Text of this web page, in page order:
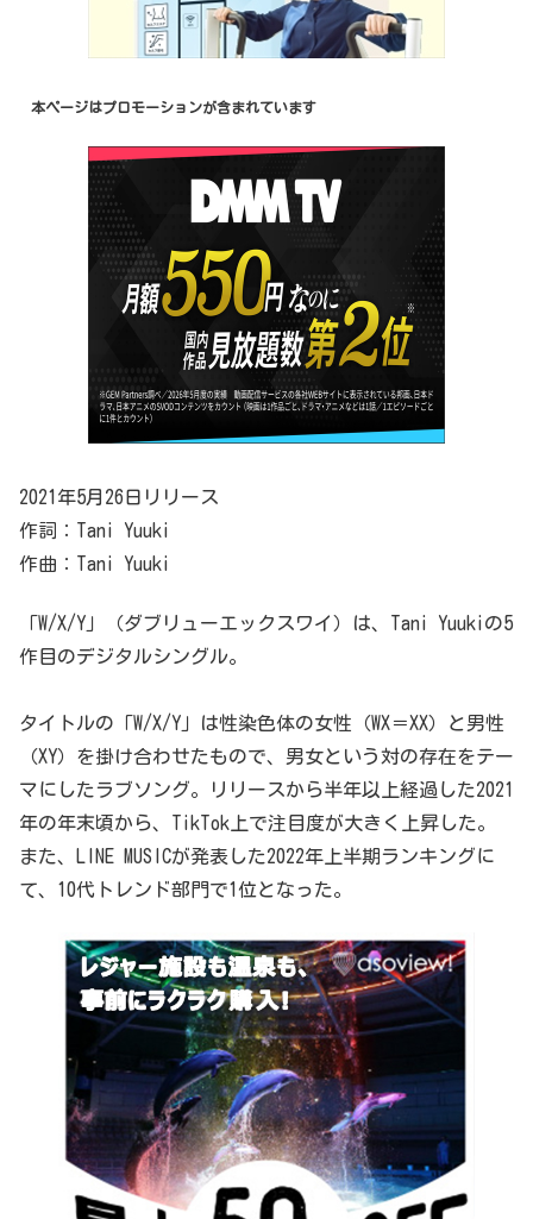
本ページはプロモーションが含まれています
2021年5月26日リリース
作詞：Tani Yuuki
作曲：Tani Yuuki
「W/X/Y」（ダブリューエックスワイ）は、Tani Yuukiの5
作目のデジタルシングル。
タイトルの「W/X/Y」は性染色体の女性（WX＝XX）と男性
（XY）を掛け合わせたもので、男女という対の存在をテー
マにしたラブソング。リリースから半年以上経過した2021
年の年末頃から、TikTok上で注目度が大きく上昇した。
また、LINE MUSICが発表した2022年上半期ランキングに
て、10代トレンド部門で1位となった。